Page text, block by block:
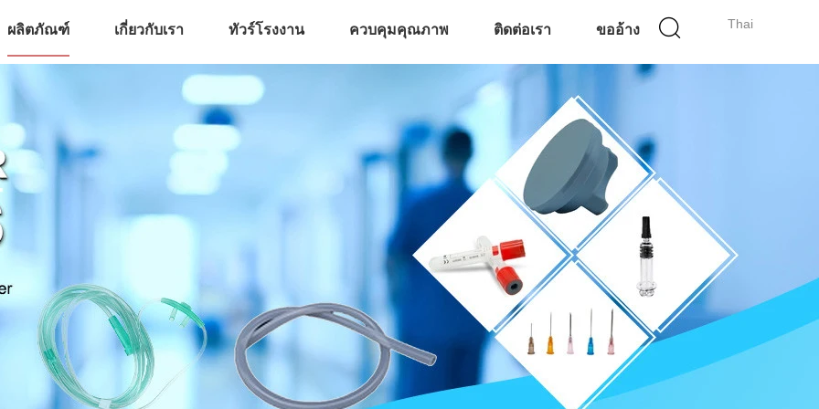
Thai
ผลิตภัณฑ์ เกี่ยวกับเรา ทัวร์โรงงาน ควบคุมคุณภาพ ติดต่อเรา ขออ้าง